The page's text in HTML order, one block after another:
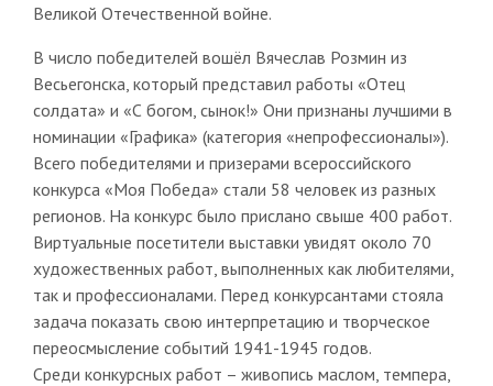
Великой Отечественной войне.
В число победителей вошёл Вячеслав Розмин из
Весьегонска, который представил работы «Отец
солдата» и «С богом, сынок!» Они признаны лучшими в
номинации «Графика» (категория «непрофессионалы»).
Всего победителями и призерами всероссийского
конкурса «Моя Победа» стали 58 человек из разных
регионов. На конкурс было прислано свыше 400 работ.
Виртуальные посетители выставки увидят около 70
художественных работ, выполненных как любителями,
так и профессионалами. Перед конкурсантами стояла
задача показать свою интерпретацию и творческое
переосмысление событий 1941-1945 годов.
Среди конкурсных работ – живопись маслом, темпера,